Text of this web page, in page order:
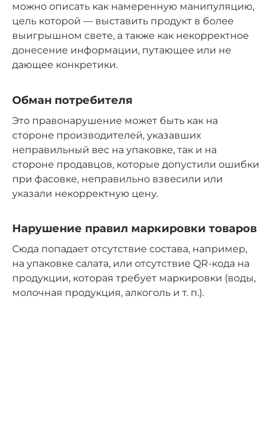
можно описать как намеренную манипуляцию,
цель которой — выставить продукт в более
выигрышном свете, а также как некорректное
донесение информации, путающее или не
дающее конкретики.
Обман потребителя
Это правонарушение может быть как на
стороне производителей, указавших
неправильный вес на упаковке, так и на
стороне продавцов, которые допустили ошибки
при фасовке, неправильно взвесили или
указали некорректную цену.
Нарушение правил маркировки товаров
Сюда попадает отсутствие состава, например,
на упаковке салата, или отсутствие QR-кода на
продукции, которая требует маркировки (воды,
молочная продукция, алкоголь и т. п.).